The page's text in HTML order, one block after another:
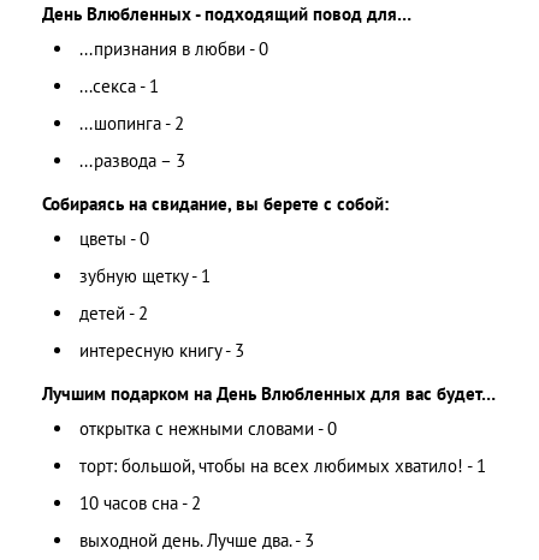
День Влюбленных - подходящий повод для…
...признания в любви - 0
...секса - 1
...шопинга - 2
...развода – 3
Собираясь на свидание, вы берете с собой:
цветы - 0
зубную щетку - 1
детей - 2
интересную книгу - 3
Лучшим подарком на День Влюбленных для вас будет…
открытка с нежными словами - 0
торт: большой, чтобы на всех любимых хватило! - 1
10 часов сна - 2
выходной день. Лучше два. - 3